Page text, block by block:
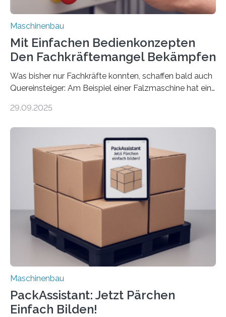
Maschinenbau
Mit Einfachen Bedienkonzepten
Den Fachkräftemangel Bekämpfen
Was bisher nur Fachkräfte konnten, schaffen bald auch
Quereinsteiger: Am Beispiel einer Falzmaschine hat ein
Mensch-Maschine-Schnittstelle so sehr vereinfacht,
Die zugrunde liegende Methodik lässt sich auf alle
anderen Maschinen übertragen. Eine Falzmaschine
umzurüsten ist ein Job für echte Profis. Eine solche
Maschine faltet in Druckereien Broschüren, Prospekte,
Landkarten und vieles mehr – mehrere Zehntausend
Exemplare pro Stunde. Je nach Maschinentyp und
Auftrag kann das Umrüsten…
29.09.2025
Maschinenbau
PackAssistant: Jetzt Pärchen
Einfach Bilden!